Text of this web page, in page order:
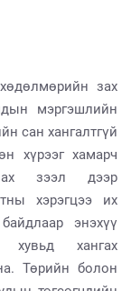
зах
мэргэшлийн
сан хангалтгүй
хүрээг хамарч
зээл дээр
хэрэгцээ их
энэхүү
хангах
Төрийн болон